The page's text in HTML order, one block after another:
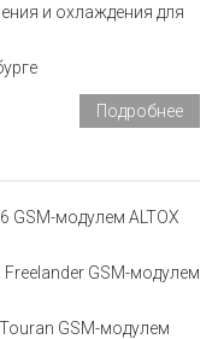
и охлаждения для
Подробнее
GSM-модулем ALTOX
GSM-модулем
GSM-модулем